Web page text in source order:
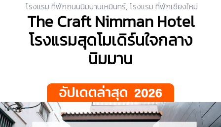
โรงแรม ที่พักถนนนิมมานเหมินทร์, โรงแรม ที่พักเชียงใหม่
The Craft Nimman Hotel
โรงแรมสุดโมเดิร์นใจกลาง
นิมมาน